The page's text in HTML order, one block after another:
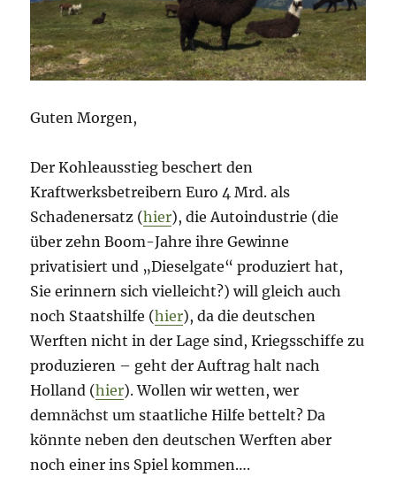
Guten Morgen,
Der Kohleausstieg beschert den
Kraftwerksbetreibern Euro 4 Mrd. als
Schadenersatz (hier), die Autoindustrie (die
über zehn Boom-Jahre ihre Gewinne
privatisiert und „Dieselgate“ produziert hat,
Sie erinnern sich vielleicht?) will gleich auch
noch Staatshilfe (hier), da die deutschen
Werften nicht in der Lage sind, Kriegsschiffe zu
produzieren – geht der Auftrag halt nach
Holland (hier). Wollen wir wetten, wer
demnächst um staatliche Hilfe bettelt? Da
könnte neben den deutschen Werften aber
noch einer ins Spiel kommen….